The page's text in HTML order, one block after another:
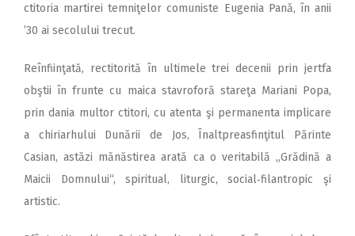
ctitoria martirei temniţelor comuniste Eugenia Pană, în anii
’30 ai secolului trecut.
Reînfiinţată, rectitorită în ultimele trei decenii prin jertfa
obştii în frunte cu maica stavroforă stareţa Mariani Popa,
prin dania multor ctitori, cu atenta şi permanenta implicare
a chiriarhului Dunării de Jos, Înaltpreasfinţitul Părinte
Casian, astăzi mănăstirea arată ca o veritabilă „Grădină a
Maicii Domnului“, spiritual, liturgic, social‑filantropic şi
artistic.